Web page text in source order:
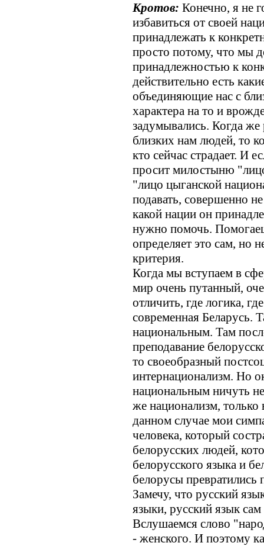
Кротов: Конечно, я не
избавиться от своей
принадлежать к
просто потому, что мы
принадлежностью к
действительно есть
объединяющие нас с
характера на то и
задумывались. Когда
близких нам людей, то
кто сейчас страдает. И
просит милостыню
"лицо цыганской
подавать, совершенно
какой нации он
нужно помочь.
определяет это сам, но
критерия.
Когда мы вступаем в
мир очень путанный,
отличить, где логика,
современная Беларусь.
национальным. Там
преподавание
то своеобразный
интернационализм. Но
национальным ничуть
же национализм,
данном случае мои
человека, который
белорусских людей,
белорусского языка и
белорусы превратились
Замечу, что русский
языки, русский язык сам
Вслушаемся слово
- женского. И поэтому